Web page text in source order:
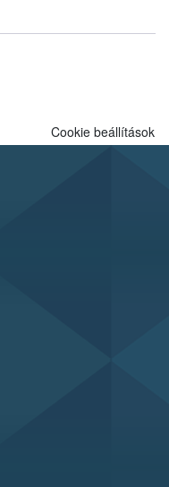
Cookie beállítások